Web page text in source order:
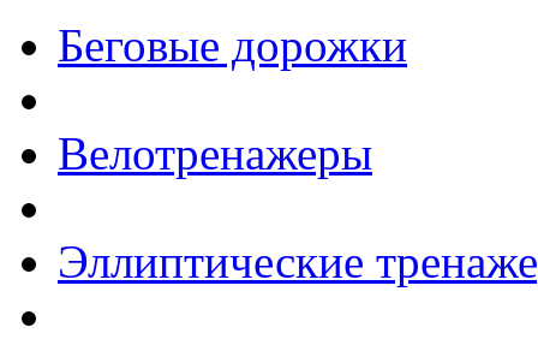
Беговые дорожки
Велотренажеры
Эллиптические